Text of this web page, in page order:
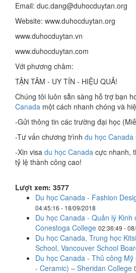
Email: duc.dang@duhocduytan.org
Website: www.duhocduytan.org
www.duhocduytan.vn
www.duhocduytan.com
Với phương châm:
TẬN TÂM - UY TÍN - HIỆU QUẢ!
Chúng tôi luôn sẵn sàng hỗ trợ bạn
Canada một cách nhanh chóng và
-Gửi thông tin các trường đại học
-Tư vấn chương trình du học Canada
-Xin visa du học Canada cực nhanh,
tỷ lệ thành công cao!
Lượt xem: 3577
Du học Canada - Fashion
04:45:16 - 18/09/2018
Du học Canada - Quản lý Kinh
Conestoga College 02:36:49 -
Du học Canada, Trung học
School, Vancouver School
Du học Canada - Thủ công
- Ceramic) – Sheridan College